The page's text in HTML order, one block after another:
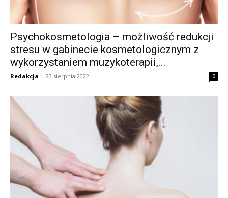
Psychokosmetologia – możliwość redukcji
stresu w gabinecie kosmetologicznym z
wykorzystaniem muzykoterapii,...
Redakcja - 23 sierpnia 2022 0